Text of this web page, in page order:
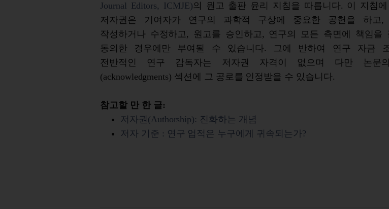
Journal Editors, ICMJE)의 원고 출판 윤리 지침을 따릅니다. 이 지침에
저자권은 기여자가 연구의 과학적 구상에 중요한 공헌을 하고,
작성하거나 수정하고, 원고를 승인하고, 연구의 모든 측면에 책임을
동의한 경우에만 부여될 수 있습니다. 그에 반하여 연구 자금
전반적인 연구 감독자는 저자권 자격이 없으며 다만 논문
(acknowledgments) 섹션에 그 공로를 인정받을 수 있습니다.
참고할 만 한 글:
저자권(Authorship): 진화하는 개념
저자 기준 : 연구 업적은 누구에게 귀속되는가?